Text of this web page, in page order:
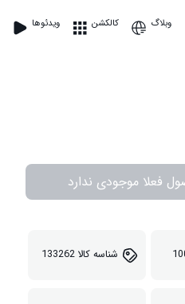
ویدئوها کالکشن وبلاگ
فعلا موجودی ندارد
شناسه کالا133262